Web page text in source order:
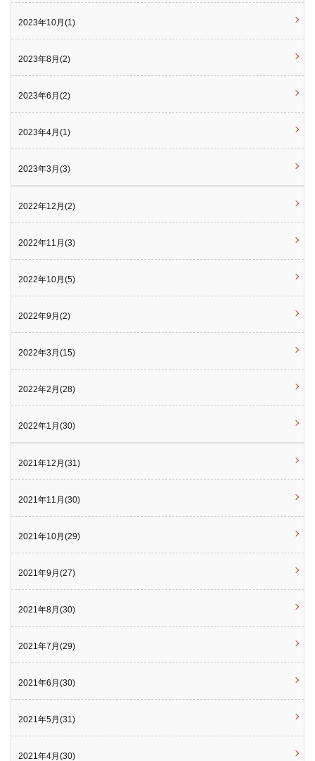
2023年10月(1)
2023年8月(2)
2023年6月(2)
2023年4月(1)
2023年3月(3)
2022年12月(2)
2022年11月(3)
2022年10月(5)
2022年9月(2)
2022年3月(15)
2022年2月(28)
2022年1月(30)
2021年12月(31)
2021年11月(30)
2021年10月(29)
2021年9月(27)
2021年8月(30)
2021年7月(29)
2021年6月(30)
2021年5月(31)
2021年4月(30)